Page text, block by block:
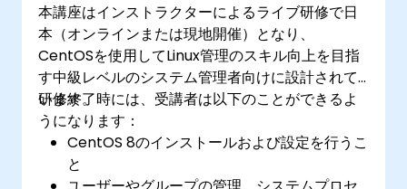
本講座はインストラクターによるライブ研修で日
本（オンラインまたは現地開催）となり、
CentOSを使用してLinux管理のスキル向上を目指
す中級レベルのシステム管理者向けに設計されて
います。
研修終了時には、受講者は以下のことができるよ
うになります：
CentOS 8のインストールおよび設定を行うこ
と